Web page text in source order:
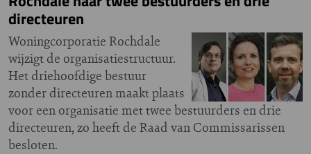
directeuren
Woningcorporatie Rochdale
wijzigt de organisatiestructuur.
Het driehoofdige bestuur
zonder directeuren maakt plaats
voor een organisatie met twee bestuurders en drie
directeuren, zo heeft de Raad van Commissarissen
besloten.